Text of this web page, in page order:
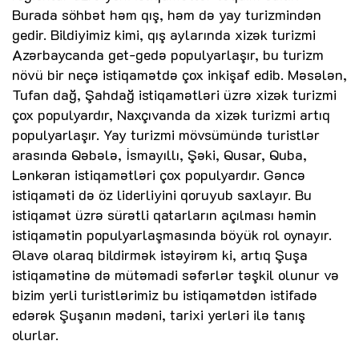
Burada söhbət həm qış, həm də yay turizmindən
gedir. Bildiyimiz kimi, qış aylarında xizək turizmi
Azərbaycanda get-gedə populyarlaşır, bu turizm
növü bir neçə istiqamətdə çox inkişaf edib. Məsələn,
Tufan dağ, Şahdağ istiqamətləri üzrə xizək turizmi
çox populyardır, Naxçıvanda da xizək turizmi artıq
populyarlaşır. Yay turizmi mövsümündə turistlər
arasında Qəbələ, İsmayıllı, Şəki, Qusar, Quba,
Lənkəran istiqamətləri çox populyardır. Gəncə
istiqaməti də öz liderliyini qoruyub saxlayır. Bu
istiqamət üzrə sürətli qatarların açılması həmin
istiqamətin populyarlaşmasında böyük rol oynayır.
Əlavə olaraq bildirmək istəyirəm ki, artıq Şuşa
istiqamətinə də mütəmadi səfərlər təşkil olunur və
bizim yerli turistlərimiz bu istiqamətdən istifadə
edərək Şuşanın mədəni, tarixi yerləri ilə tanış
olurlar.